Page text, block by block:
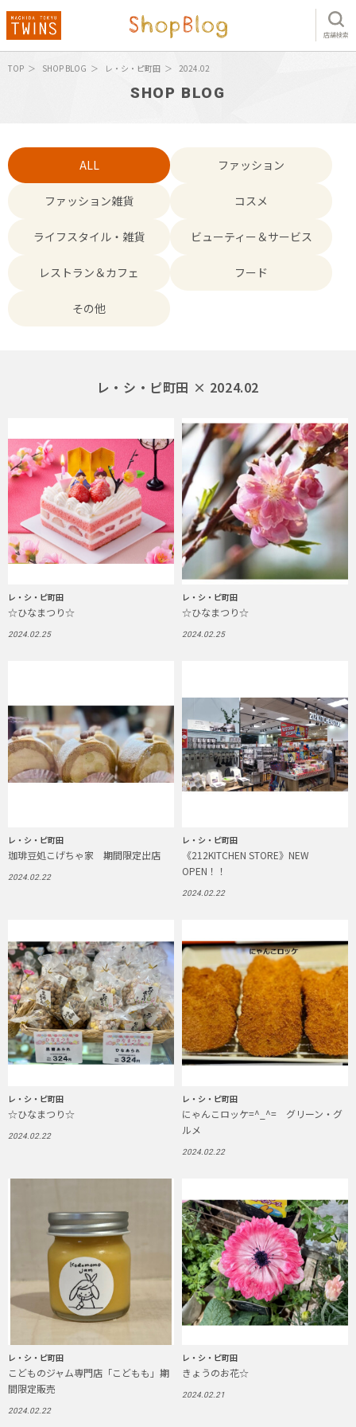
店舗検索
TOP SHOP BLOG レ・シ・ピ町田 2024.02
SHOP BLOG
ALL ファッション
ファッション雑貨 コスメ
ライフスタイル・雑貨 ビューティー＆サービス
レストラン＆カフェ フード
その他
レ・シ・ピ町田 × 2024.02
レ・シ・ピ町田
☆ひなまつり☆
2024.02.25
レ・シ・ピ町田
☆ひなまつり☆
2024.02.25
レ・シ・ピ町田
珈琲豆処こげちゃ家 期間限定出店
2024.02.22
レ・シ・ピ町田
《212KITCHEN STORE》NEW
OPEN！！
2024.02.22
レ・シ・ピ町田
☆ひなまつり☆
2024.02.22
レ・シ・ピ町田
にゃんこロッケ=^_^= グリーン・グ
ルメ
2024.02.22
レ・シ・ピ町田
こどものジャム専門店「こどもも」期
間限定販売
2024.02.22
レ・シ・ピ町田
きょうのお花☆
2024.02.21